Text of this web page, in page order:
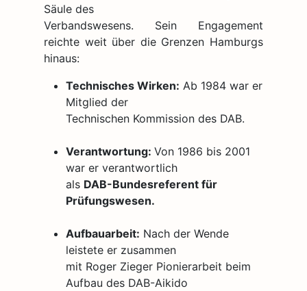
Säule des
Verbandswesens. Sein Engagement
reichte weit über die Grenzen Hamburgs
hinaus:
Technisches Wirken: Ab 1984 war er
Mitglied der
Technischen Kommission des DAB.
Verantwortung: Von 1986 bis 2001
war er verantwortlich
als DAB-Bundesreferent für
Prüfungswesen.
Aufbauarbeit: Nach der Wende
leistete er zusammen
mit Roger Zieger Pionierarbeit beim
Aufbau des DAB-Aikido